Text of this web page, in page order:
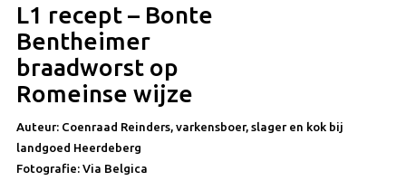
Artikel
Educatie
Recept
Vrienden
Over Via Belgica
Over Via Belgica
Onderzoek
Organisatie
Contact
Pers
Gemeentes
recept
L1 recept – Bonte
Bentheimer
braadworst op
Romeinse wijze
Auteur: Coenraad Reinders, varkensboer, slager en kok bij
landgoed Heerdeberg
Fotografie: Via Belgica